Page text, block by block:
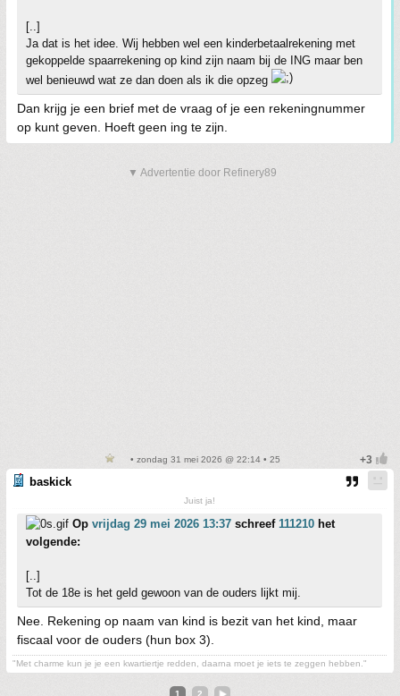
[..]
Ja dat is het idee. Wij hebben wel een kinderbetaalrekening met
gekoppelde spaarrekening op kind zijn naam bij de ING maar ben
wel benieuwd wat ze dan doen als ik die opzeg
Dan krijg je een brief met de vraag of je een rekeningnummer
op kunt geven. Hoeft geen ing te zijn.
▼ Advertentie door Refinery89
• zondag 31 mei 2026 @ 22:14 • 25
baskick
Juist ja!
Op vrijdag 29 mei 2026 13:37 schreef 111210 het
volgende:
[..]
Tot de 18e is het geld gewoon van de ouders lijkt mij.
Nee. Rekening op naam van kind is bezit van het kind, maar
fiscaal voor de ouders (hun box 3).
"Met charme kun je je een kwartiertje redden, daarna moet je iets te zeggen hebben."
1 2